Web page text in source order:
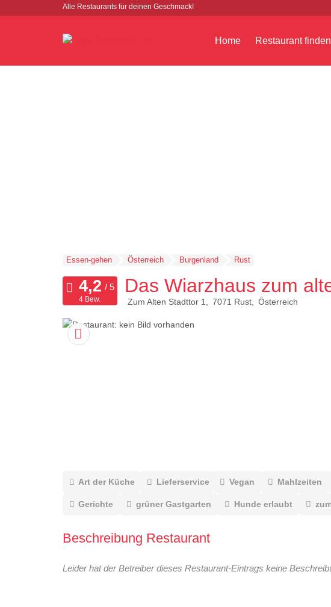
Alle Restaurants für deinen Geschmack!
Home Restaurant finden
Essen-gehen Österreich Burgenland Rust
Das Wiarzhaus zum
Zum Alten Stadttor 1 7071 Rust Österreich
4 Bew.
Art der Küche Lieferservice Vegan Mahlzeiten
Gerichte grüner Gastgarten Hunde erlaubt
Beschreibung Restaurant
Leider hat der Betreiber dieses Restaurant-Eintrags keine